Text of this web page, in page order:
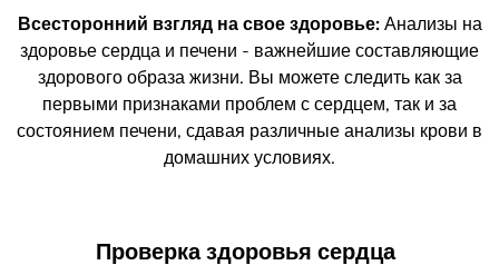
Всесторонний взгляд на свое здоровье:Анализы на
здоровье сердца и печени - важнейшие составляющие
здорового образа жизни. Вы можете следить как за
первыми признаками проблем с сердцем, так и за
состоянием печени, сдавая различные анализы крови в
домашних условиях.
Проверка здоровья сердца